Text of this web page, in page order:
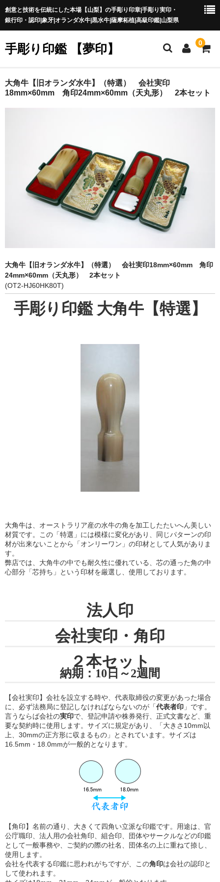
創意と技術を伝統にした本場【山梨】の手彫り印章|手彫り実印・
銀行印・認印|象牙|オランダ水牛|黒水牛|薩摩柘植|高級印鑑|山梨県
手彫り印鑑 【夢印】 0
夢印TOP
一級印章彫刻技能士
印鑑の材質
印鑑の種類
印鑑の書体
印鑑ケース
お客様の声
ご利用案内
お問い合わせ
大角牛【旧オランダ水牛】（特選） 会社実印
18mm×60mm 角印24mm×60mm（天丸形） 2本セット
大角牛【旧オランダ水牛】（特選） 会社実印18mm×60mm 角印
24mm×60mm（天丸形） 2本セット
(OT2-HJ60HK80T)
手彫り印鑑 大角牛【特選】
大角牛は、オーストラリア産の水牛の角を加工したたいへん美しい
材質です。この「特選」には模様に変化があり、同じパターンの印
材が出来ないことから「オンリーワン」の印材として人気がありま
す。
弊店では、大角牛の中でも耐久性に優れている、芯の通った角の中
心部分「芯持ち」という印材を厳選し、使用しております。
法人印
会社実印・角印
２本セット
納期：10日～2週間
【会社実印】会社を設立する時や、代表取締役の変更があった場合
に、必ず法務局に登記しなければならないのが「代表者印 」です。
言うならば会社の実印で、登記申請や株券発行、正式文書など、重
要な契約時に使用します。サイズに規定があり、「大きさ10mm以
上、30mmの正方形に収まるもの」とされています。サイズは
16.5mm・18.0mmが一般的となります。
【角印】名前の通り、大きくて四角い立派な印鑑です。用途は、官
公庁職印、法人用の会社角印、組合印、団体やサークルなどの印鑑
として一般事務や、ご契約の際の社名、団体名の上に重ねて捺し、
使用します。
会社を代表する印鑑に思われがちですが、この角印は会社の認印と
して使われます。